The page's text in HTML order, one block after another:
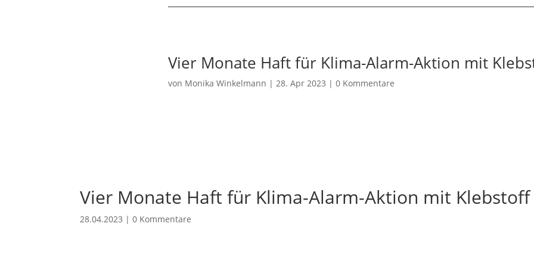
Vier Monate Haft für Klima-Alarm-Aktion mit
von Monika Winkelmann | 28. Apr 2023 | 0 Kommentare
Vier Monate Haft für Klima-Alarm-Aktion mit Klebstoff
28.04.2023 |0 Kommentare